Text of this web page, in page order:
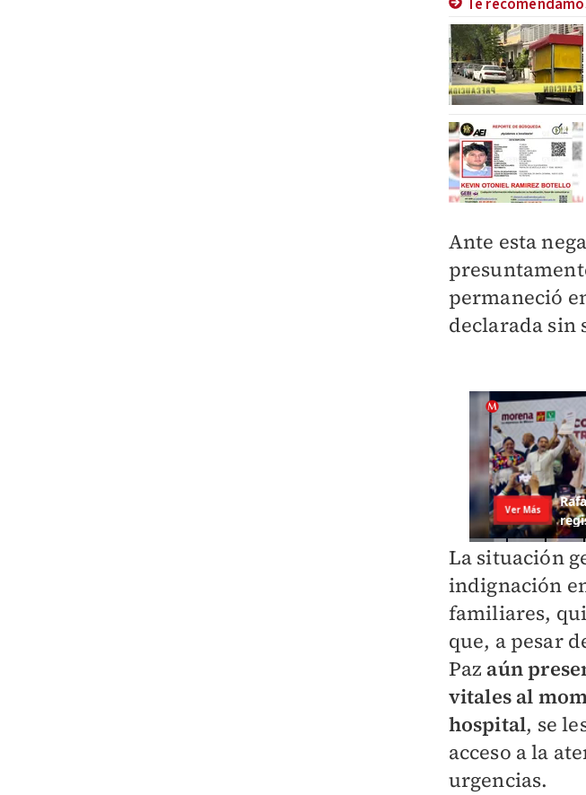
Te
Ante esta
permaneció
declarada sin
La situación
indignación
familiares,
que, a pesar
Paz aún
vitales al
hospital, se
acceso a la
urgencias.